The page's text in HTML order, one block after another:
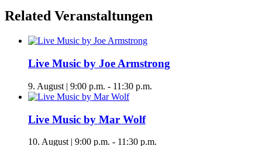
Related Veranstaltungen
Live Music by Joe Armstrong
9. August | 9:00 p.m. - 11:30 p.m.
Live Music by Mar Wolf
10. August | 9:00 p.m. - 11:30 p.m.